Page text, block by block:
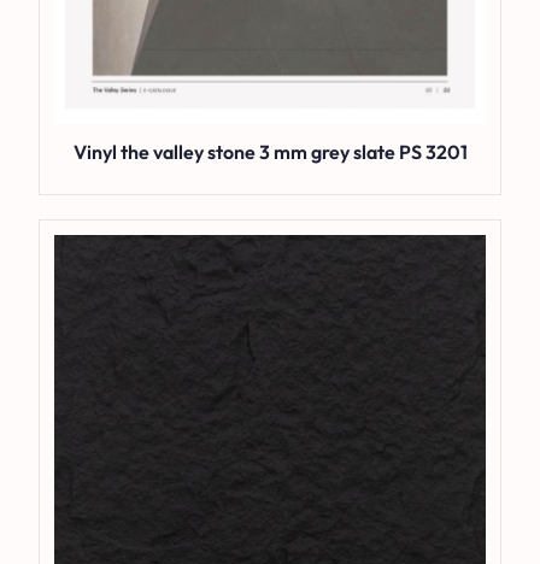
Vinyl the valley stone 3 mm grey slate PS 3201